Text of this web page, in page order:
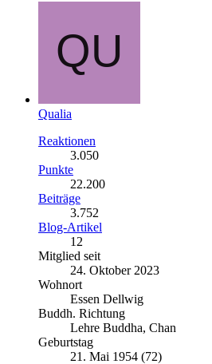
Qualia
Reaktionen
3.050
Punkte
22.200
Beiträge
3.752
Blog-Artikel
12
Mitglied seit
24. Oktober 2023
Wohnort
Essen Dellwig
Buddh. Richtung
Lehre Buddha, Chan
Geburtstag
21. Mai 1954 (72)